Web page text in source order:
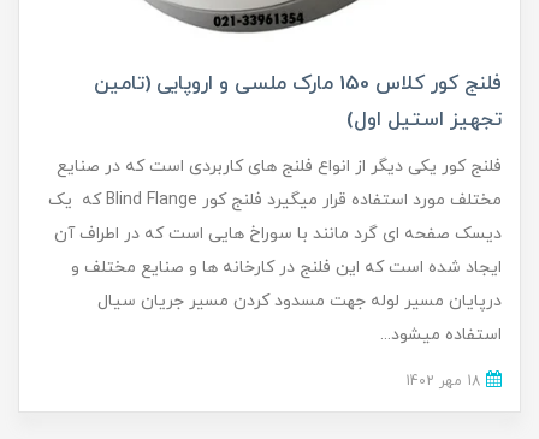
فلنج کور کلاس 150 مارک ملسی و اروپایی (تامین
تجهیز استیل اول)
فلنج کور یکی دیگر از انواع فلنج های کاربردی است که در صنایع
مختلف مورد استفاده قرار میگیرد فلنج کور Blind Flange که یک
دیسک صفحه ای گرد مانند با سوراخ هایی است که در اطراف آن
ایجاد شده است که این فلنج در کارخانه ها و صنایع مختلف و
درپایان مسیر لوله جهت مسدود کردن مسیر جریان سیال
استفاده میشود...